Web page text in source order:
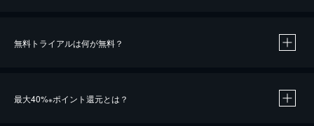
無料トライアルは何が無料？
最大40%※ポイント還元とは？